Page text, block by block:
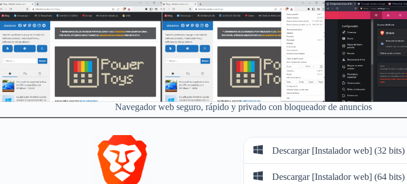
Navegador web seguro, rápido y privado con bloqueador de anuncios
Descargar [Instalador web] (32 bits)
Descargar [Instalador web] (64 bits)